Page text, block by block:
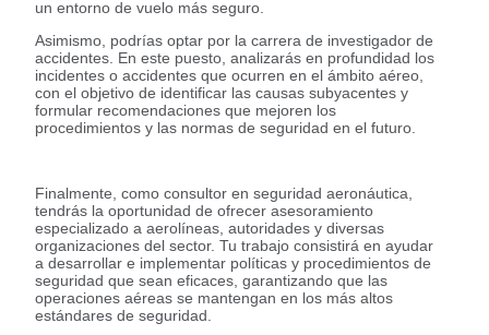
un entorno de vuelo más seguro.
Asimismo, podrías optar por la carrera de investigador de
accidentes. En este puesto, analizarás en profundidad los
incidentes o accidentes que ocurren en el ámbito aéreo,
con el objetivo de identificar las causas subyacentes y
formular recomendaciones que mejoren los
procedimientos y las normas de seguridad en el futuro.
Finalmente, como consultor en seguridad aeronáutica,
tendrás la oportunidad de ofrecer asesoramiento
especializado a aerolíneas, autoridades y diversas
organizaciones del sector. Tu trabajo consistirá en ayudar
a desarrollar e implementar políticas y procedimientos de
seguridad que sean eficaces, garantizando que las
operaciones aéreas se mantengan en los más altos
estándares de seguridad.